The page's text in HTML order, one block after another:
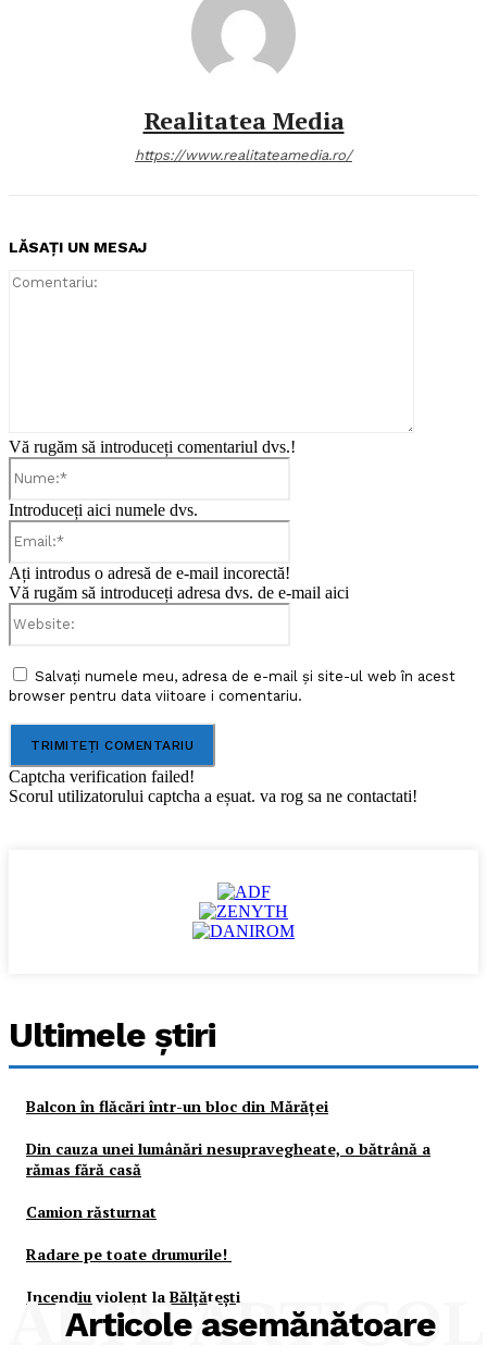
Realitatea Media
https://www.realitateamedia.ro/
LĂSAȚI UN MESAJ
Vă rugăm să introduceți comentariul dvs.!
Introduceți aici numele dvs.
Ați introdus o adresă de e-mail incorectă!
Vă rugăm să introduceți adresa dvs. de e-mail aici
Salvați numele meu, adresa de e-mail și site-ul web în acest
browser pentru data viitoare i comentariu.
Captcha verification failed!
Scorul utilizatorului captcha a eșuat. va rog sa ne contactati!
Ultimele ştiri
Balcon în flăcări într-un bloc din Mărăţei
Din cauza unei lumânări nesupravegheate, o bătrână a
rămas fără casă
Camion răsturnat
Radare pe toate drumurile!
Incendiu violent la Bălţăteşti
Articole asemănătoare
ALTE